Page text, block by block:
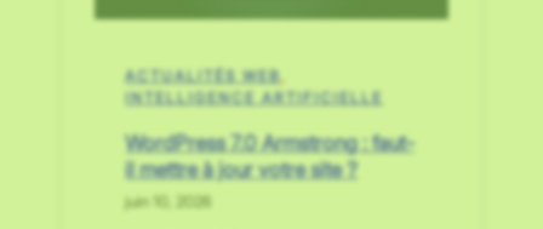
ACTUALITÉS WEB
INTELLIGENCE ARTIFICIELLE
WordPress 7.0 Armstrong : faut-
il mettre à jour votre site ?
juin 10, 2026